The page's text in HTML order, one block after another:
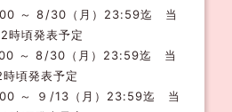
～ 8/30（月）23:59迄 当
頃発表予定
～ 8/30（月）23:59迄 当
頃発表予定
～ ９/13（月）23:59迄 当